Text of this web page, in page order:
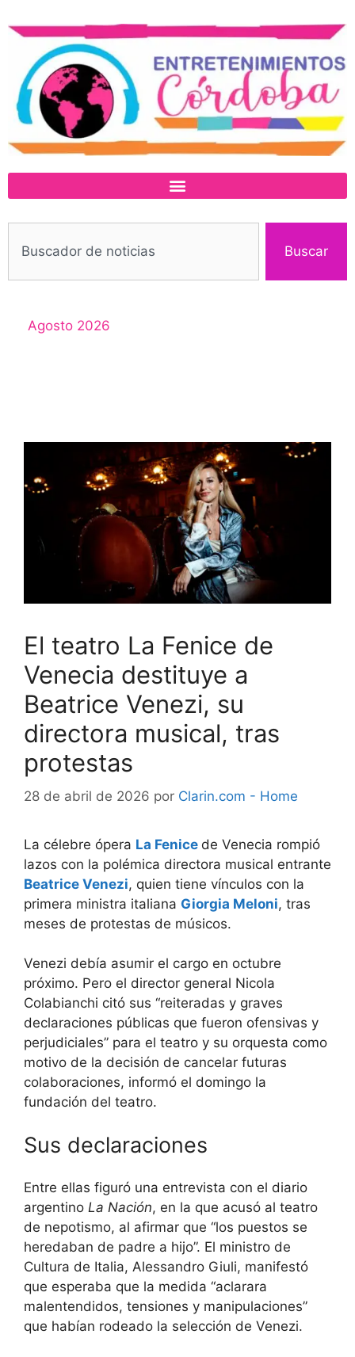
Buscar
Agosto 2026
El teatro La Fenice de
Venecia destituye a
Beatrice Venezi, su
directora musical, tras
protestas
28 de abril de 2026 por Clarin.com - Home
La célebre ópera La Fenice de Venecia rompió
lazos con la polémica directora musical entrante
Beatrice Venezi, quien tiene vínculos con la
primera ministra italiana Giorgia Meloni, tras
meses de protestas de músicos.
Venezi debía asumir el cargo en octubre
próximo. Pero el director general Nicola
Colabianchi citó sus “reiteradas y graves
declaraciones públicas que fueron ofensivas y
perjudiciales” para el teatro y su orquesta como
motivo de la decisión de cancelar futuras
colaboraciones, informó el domingo la
fundación del teatro.
Sus declaraciones
Entre ellas figuró una entrevista con el diario
argentino La Nación, en la que acusó al teatro
de nepotismo, al afirmar que “los puestos se
heredaban de padre a hijo”. El ministro de
Cultura de Italia, Alessandro Giuli, manifestó
que esperaba que la medida “aclarara
malentendidos, tensiones y manipulaciones”
que habían rodeado la selección de Venezi.